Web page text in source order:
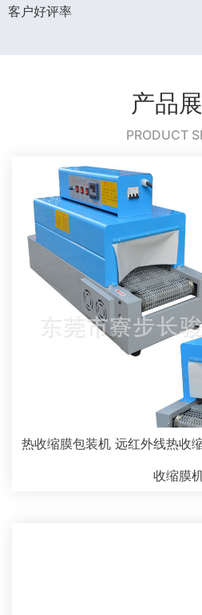
客户好评率
产品
PRODUCT
热收缩膜包装机 远红外线热收
收缩膜